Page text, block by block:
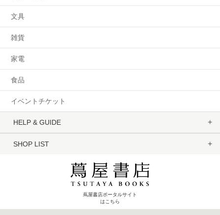
文具
雑貨
家電
食品
イベントチケット
HELP & GUIDE
SHOP LIST
蔦屋書店ポータルサイト
はこちら